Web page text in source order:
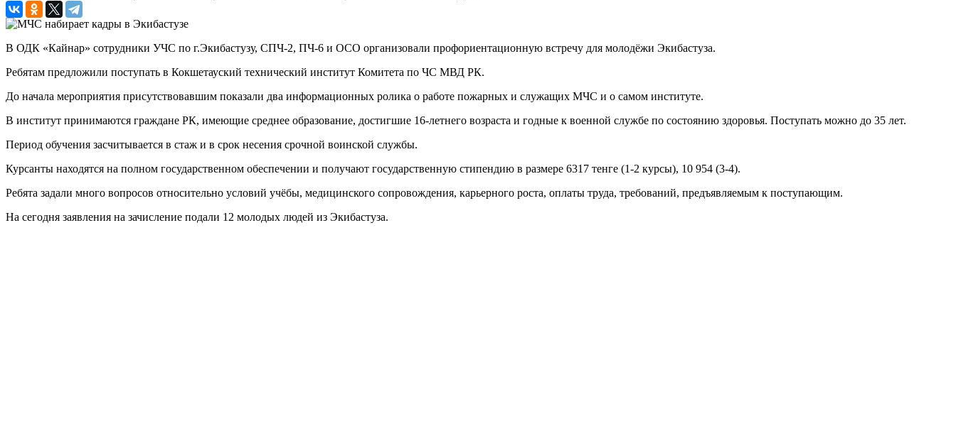
В ОДК «Кайнар» сотрудники УЧС по г.Экибастузу, СПЧ-2, ПЧ-6 и ОСО организовали профориентационную встречу для молодёжи Экибастуза.
Ребятам предложили поступать в Кокшетауский технический институт Комитета по ЧС МВД РК.
До начала мероприятия присутствовавшим показали два информационных ролика о работе пожарных и служащих МЧС и о самом институте.
В институт принимаются граждане РК, имеющие среднее образование, достигшие 16-летнего возраста и годные к военной службе по состоянию здоровья. Поступать можно до 35 лет.
Период обучения засчитывается в стаж и в срок несения срочной воинской службы.
Курсанты находятся на полном государственном обеспечении и получают государственную стипендию в размере 6317 тенге (1-2 курсы), 10 954 (3-4).
Ребята задали много вопросов относительно условий учёбы, медицинского сопровождения, карьерного роста, оплаты труда, требований, предъявляемым к поступающим.
На сегодня заявления на зачисление подали 12 молодых людей из Экибастуза.